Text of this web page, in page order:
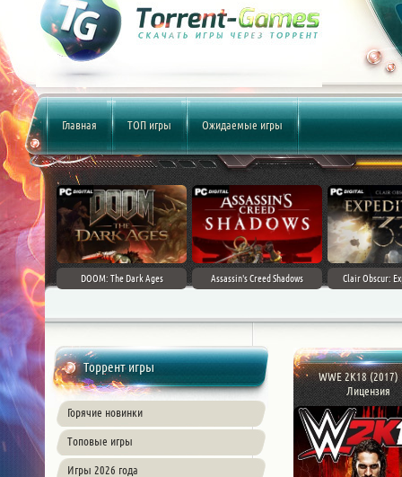
Главная ТОП игры Ожидаемые игры
DOOM: The Dark Ages Assassin's Creed Shadows Clair Obscur:
Торрент игры
Горячие новинки
Топовые игры
Игры 2026 года
WWE 2K18 (2017)
Лицензия